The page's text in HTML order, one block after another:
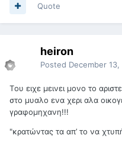
Quote
heiron
Posted December 13,
Tου ειχε μεινει μονο το
στο μυαλο ενα χερι αλα
γραφομηχανη!!!
"κρατώντας τα απ’ το να